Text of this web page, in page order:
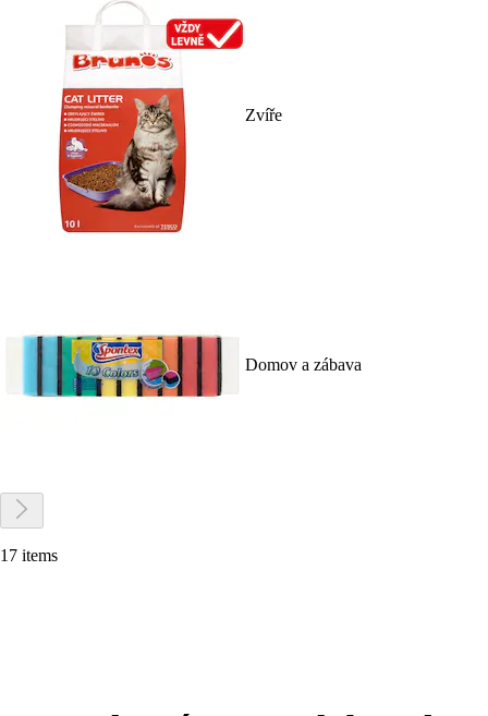
Zvíře
Domov a zábava
17 items